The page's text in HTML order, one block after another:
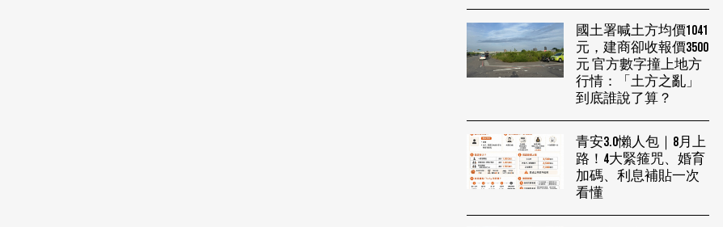
國土署喊土方均價1041
元，建商卻收報價3500
元 官方數字撞上地方
行情：「土方之亂」
到底誰說了算？
青安3.0懶人包｜8月上
路！4大緊箍咒、婚育
加碼、利息補貼一次
看懂